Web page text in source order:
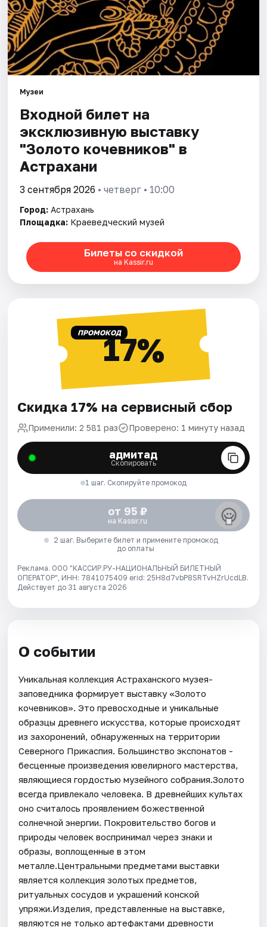
Музеи
Входной билет на
эксклюзивную выставку
"Золото кочевников" в
Астрахани
3 сентября 2026 • четверг • 10:00
Город: Астрахань
Площадка: Краеведческий музей
Билеты со скидкой
на Kassir.ru
ПРОМОКОД17%
Скидка 17% на сервисный сбор
Применили: 2 581 раз Проверено: 1 минуту назад
адмитад
Скопировать
1 шаг. Скопируйте промокод
от 95 ₽
на Kassir.ru
2 шаг. Выберите билет и примените промокод
до оплаты
Реклама. ООО "КАССИР.РУ-НАЦИОНАЛЬНЫЙ БИЛЕТНЫЙ
ОПЕРАТОР", ИНН: 7841075409 erid: 25H8d7vbP8SRTvHZrUcdLB.
Действует до 31 августа 2026
О событии
Уникальная коллекция Астраханского музея-
заповедника формирует выставку «Золото
кочевников». Это превосходные и уникальные
образцы древнего искусства, которые происходят
из захоронений, обнаруженных на территории
Северного Прикаспия. Большинство экспонатов -
бесценные произведения ювелирного мастерства,
являющиеся гордостью музейного собрания.Золото
всегда привлекало человека. В древнейших культах
оно считалось проявлением божественной
солнечной энергии. Покровительство богов и
природы человек воспринимал через знаки и
образы, воплощенные в этом
металле.Центральными предметами выставки
является коллекция золотых предметов,
ритуальных сосудов и украшений конской
упряжи.Изделия, представленные на выставке,
являются не только артефактами древности